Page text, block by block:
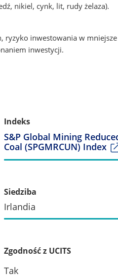
nikiel, cynk, lit, rudy żelaza).
ryzyko inwestowania w mniejsze
inwestycji.
Indeks
S&P Global Mining
Coal (SPGMRCUN) Index
Siedziba
Irlandia
Zgodność z UCITS
Tak